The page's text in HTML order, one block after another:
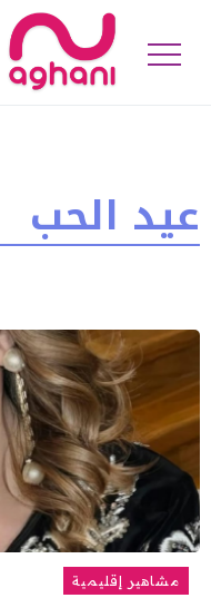
عيد الحب
مشاهير إقليمية